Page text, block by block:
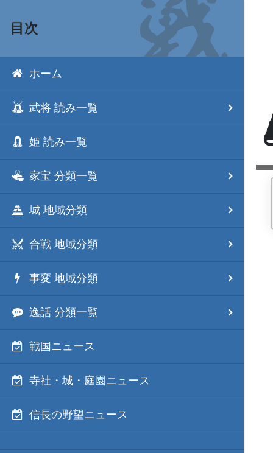
目次
ホーム
武将 読み一覧
姫 読み一覧
家宝 分類一覧
城 地域分類
合戦 地域分類
事変 地域分類
逸話 分類一覧
戦国ニュース
寺社・城・庭園ニュース
信長の野望ニュース